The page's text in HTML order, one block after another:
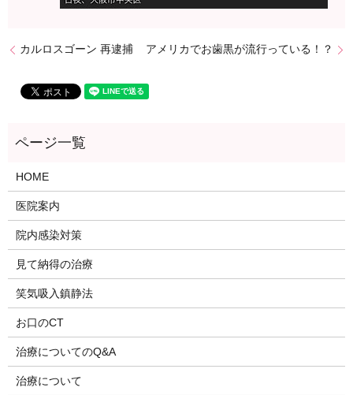
カルロスゴーン 再逮捕 アメリカでお歯黒が流行っている！？
HOME
医院案内
院内感染対策
見て納得の治療
笑気吸入鎮静法
お口のCT
治療についてのQ&A
治療について